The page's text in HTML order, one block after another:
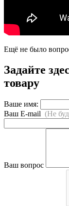
Ещё не было
Задайте
товару
Ваше имя:
Ваш E-mail (Не
Ваш вопрос